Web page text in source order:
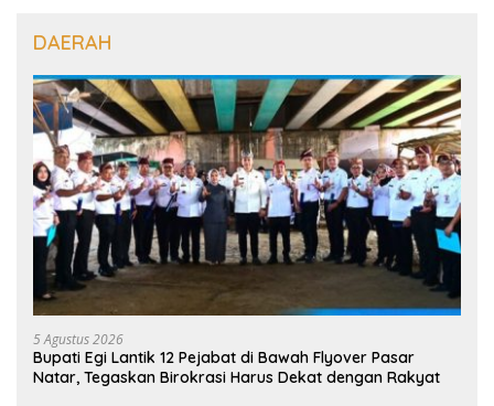
DAERAH
5 Agustus 2026
Bupati Egi Lantik 12 Pejabat di Bawah Flyover Pasar
Natar, Tegaskan Birokrasi Harus Dekat dengan Rakyat